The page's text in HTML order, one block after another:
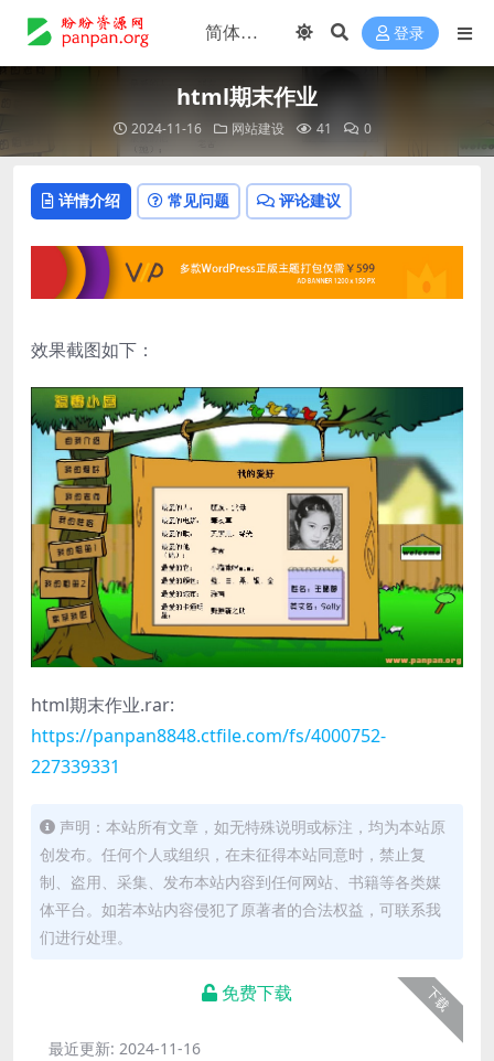
登录
html期末作业
2024-11-16 网站建设 41 0
详情介绍 常见问题 评论建议
效果截图如下：
html期末作业.rar:
https://panpan8848.ctfile.com/fs/4000752-
227339331
声明：本站所有文章，如无特殊说明或标注，均为本站原
创发布。任何个人或组织，在未征得本站同意时，禁止复
制、盗用、采集、发布本站内容到任何网站、书籍等各类媒
体平台。如若本站内容侵犯了原著者的合法权益，可联系我
们进行处理。
下载
免费下载
最近更新: 2024-11-16